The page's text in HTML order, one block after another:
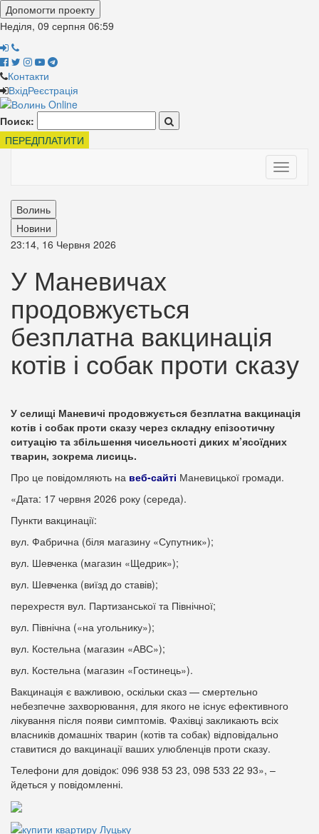
Допомогти проекту
Неділя, 09 серпня 06:59
Контакти
ВхідРеєстрація
Поиск:
ПЕРЕДПЛАТИТИ
Toggle
Волинь
Новини
23:14, 16 Червня 2026
У Маневичах
продовжується
безплатна вакцинація
котів і собак проти сказу
У селищі Маневичі продовжується безплатна вакцинація
котів і собак проти сказу через складну епізоотичну
ситуацію та збільшення чисельності диких м’ясоїдних
тварин, зокрема лисиць.
Про це повідомляють на веб-сайті Маневицької громади.
«Дата: 17 червня 2026 року (середа).
Пункти вакцинації:
вул. Фабрична (біля магазину «Супутник»);
вул. Шевченка (магазин «Щедрик»);
вул. Шевченка (виїзд до ставів);
перехрестя вул. Партизанської та Північної;
вул. Північна («на угольнику»);
вул. Костельна (магазин «АВС»);
вул. Костельна (магазин «Гостинець»).
Вакцинація є важливою, оскільки сказ — смертельно
небезпечне захворювання, для якого не існує ефективного
лікування після появи симптомів. Фахівці закликають всіх
власників домашніх тварин (котів та собак) відповідально
ставитися до вакцинації ваших улюбленців проти сказу.
Телефони для довідок: 096 938 53 23, 098 533 22 93», –
йдеться у повідомленні.